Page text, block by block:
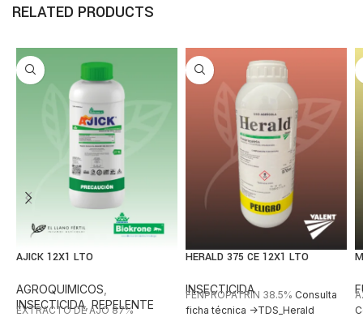
RELATED PRODUCTS
AJICK 12X1 LTO
AGROQUIMICOS
INSECTICIDA, REPELENTE
EXTRACTO DE AJO 87%
HERALD 375 CE 12X1 LTO
INSECTICIDA
FENPROPATRIN 38.5% Consulta
ficha técnica ->TDS_Herald